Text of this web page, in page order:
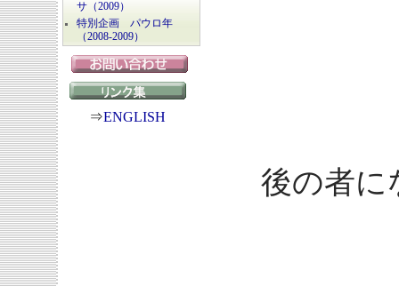
サ（2009）
特別企画 パウロ年
（2008-2009）
⇒ENGLISH
後の者に